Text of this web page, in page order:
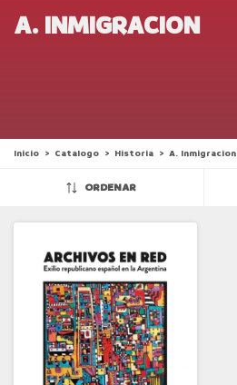
A. INMIGRACION
Inicio > Catalogo > Historia > A. Inmigracion
ORDENAR